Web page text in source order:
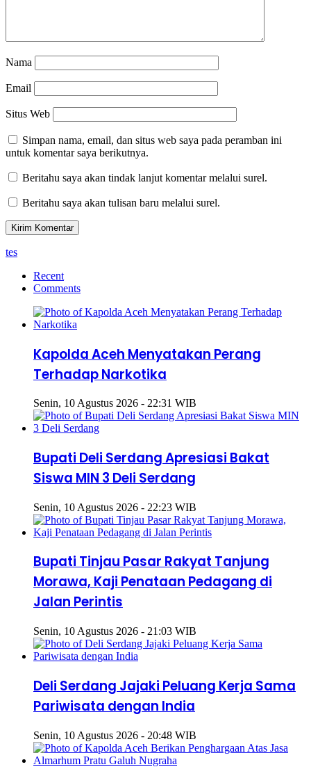
Nama
Email
Situs Web
Simpan nama, email, dan situs web saya pada peramban ini
untuk komentar saya berikutnya.
Beritahu saya akan tindak lanjut komentar melalui surel.
Beritahu saya akan tulisan baru melalui surel.
tes
Recent
Comments
Kapolda Aceh Menyatakan Perang
Terhadap Narkotika
Senin, 10 Agustus 2026 - 22:31 WIB
Bupati Deli Serdang Apresiasi Bakat
Siswa MIN 3 Deli Serdang
Senin, 10 Agustus 2026 - 22:23 WIB
Bupati Tinjau Pasar Rakyat Tanjung
Morawa, Kaji Penataan Pedagang di
Jalan Perintis
Senin, 10 Agustus 2026 - 21:03 WIB
Deli Serdang Jajaki Peluang Kerja Sama
Pariwisata dengan India
Senin, 10 Agustus 2026 - 20:48 WIB